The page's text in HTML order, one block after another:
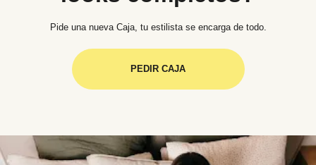
Pide una nueva Caja, tu estilista se encarga de todo.
PEDIR CAJA